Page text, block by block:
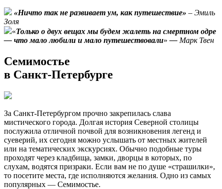
«Ничто так не развивает ум, как путешествие» – Эмиль
Золя
«Только о двух вещах мы будем жалеть на смертном одре
— что мало любили и мало путешествовали»— Марк Твен
Семимостье
в Санкт-Петербурге
За Санкт-Петербургом прочно закрепилась слава
мистического города. Долгая история Северной столицы
послужила отличной почвой для возникновения легенд и
суеверий, их сегодня можно услышать от местных жителей
или на тематических экскурсиях. Обычно подобные туры
проходят через кладбища, замки, дворцы в которых, по
слухам, водятся призраки. Если вам не по душе «страшилки»,
то посетите места, где исполняются желания. Одно из самых
популярных — Семимостье.